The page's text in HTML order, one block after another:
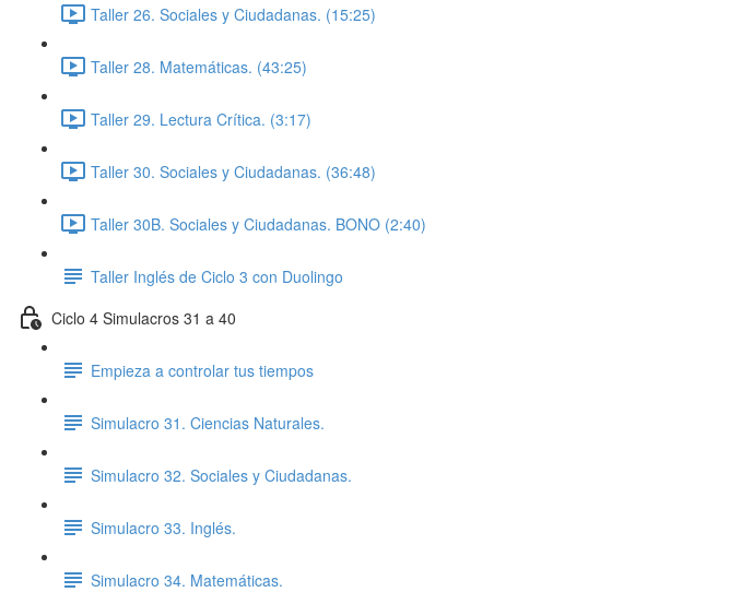
Taller 26. Sociales y Ciudadanas. (15:25)
Taller 28. Matemáticas. (43:25)
Taller 29. Lectura Crítica. (3:17)
Taller 30. Sociales y Ciudadanas. (36:48)
Taller 30B. Sociales y Ciudadanas. BONO (2:40)
Taller Inglés de Ciclo 3 con Duolingo
Ciclo 4 Simulacros 31 a 40
Empieza a controlar tus tiempos
Simulacro 31. Ciencias Naturales.
Simulacro 32. Sociales y Ciudadanas.
Simulacro 33. Inglés.
Simulacro 34. Matemáticas.